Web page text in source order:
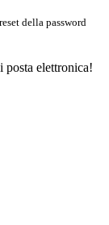
della password
posta elettronica!